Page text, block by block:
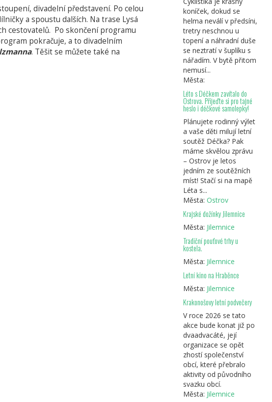
divadelní představení. Po celou
a spoustu dalších. Na trase Lysá
cestovatelů. Po skončení programu
pokračuje, a to divadelním
. Těšit se můžete také na
koníček, dokud se
helma neválí v předsíni,
tretry neschnou u
topení a náhradní duše
se neztratí v šuplíku s
nářadím. V bytě přitom
nemusí...
Města:
Léto s Déčkem zavítalo do
Ostrova. Přijeďte si pro tajné
heslo i déčkové samolepky!
Plánujete rodinný výlet
a vaše děti milují letní
soutěž Déčka? Pak
máme skvělou zprávu
– Ostrov je letos
jedním ze soutěžních
míst! Stačí si na mapě
Léta s...
Města: Ostrov
Krajské dožínky Jilemnice
Města: Jilemnice
Tradiční pouťové trhy u
kostela.
Města: Jilemnice
Letní kino na Hraběnce
Města: Jilemnice
Krakonošovy letní podvečery
V roce 2026 se tato
akce bude konat již po
dvaadvacáté, její
organizace se opět
zhostí společenství
obcí, které přebralo
aktivity od původního
svazku obcí.
Města: Jilemnice